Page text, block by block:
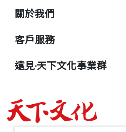
關於我們
客戶服務
遠見‧天下文化事業群
哈佛商業評論